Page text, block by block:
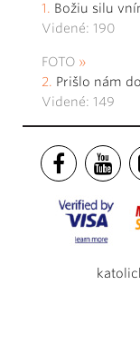
Božiu silu
Videné: 190
FOTO
Prišlo nám
Videné: 149